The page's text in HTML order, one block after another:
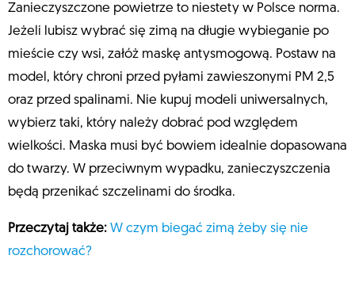
Zanieczyszczone powietrze to niestety w Polsce norma.
Jeżeli lubisz wybrać się zimą na długie wybieganie po
mieście czy wsi, załóż maskę antysmogową. Postaw na
model, który chroni przed pyłami zawieszonymi PM 2,5
oraz przed spalinami. Nie kupuj modeli uniwersalnych,
wybierz taki, który należy dobrać pod względem
wielkości. Maska musi być bowiem idealnie dopasowana
do twarzy. W przeciwnym wypadku, zanieczyszczenia
będą przenikać szczelinami do środka.
Przeczytaj także: W czym biegać zimą żeby się nie
rozchorować?